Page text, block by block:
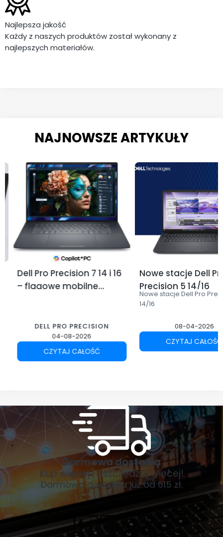
Najlepsza jakość
Każdy z naszych produktów został wykonany z
najlepszych materiałów.
NAJNOWSZE ARTYKUŁY
DELL PRO PRECISION
04-08-2026
Dell Pro Precision 7 14 i 16
– flagowe mobilne
CZYTAJ CAŁOŚĆ
08-04-2026
Nowe stacje Dell
Precision 5 14/16
Nowe stacje Dell Pro
14/16
CZYTAJ CAŁOŚĆ
Darmowa dostawa
Kup więcej i oszczędzaj więcej!
Darmowa dostawa już od 615 zł.